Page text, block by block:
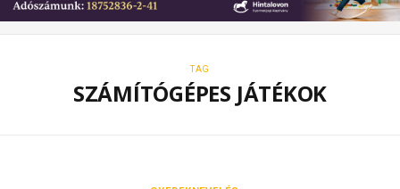
e
TAG
SZÁMÍTÓGÉPES JÁTÉKOK